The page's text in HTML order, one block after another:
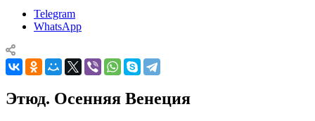
Telegram
WhatsApp
Этюд. Осенняя Венеция